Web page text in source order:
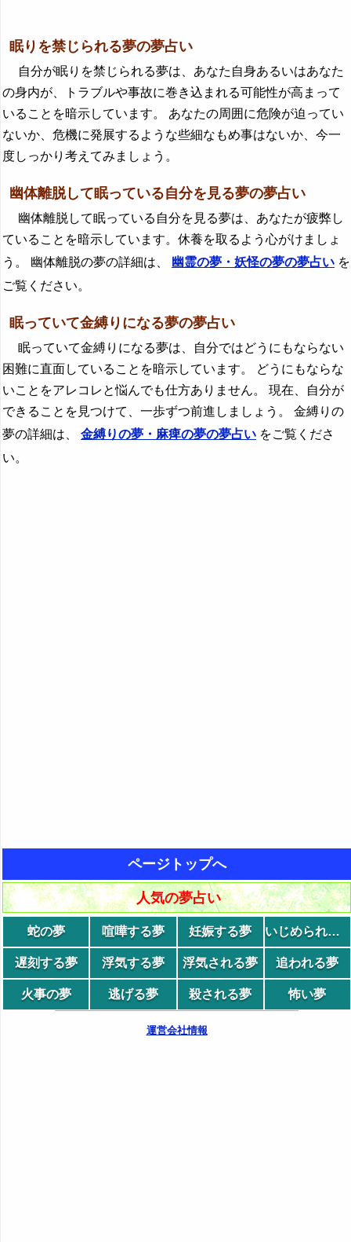
眠りを禁じられる夢の夢占い
自分が眠りを禁じられる夢は、あなた自身あるいはあなた
の身内が、トラブルや事故に巻き込まれる可能性が高まって
いることを暗示しています。 あなたの周囲に危険が迫ってい
ないか、危機に発展するような些細なもめ事はないか、今一
度しっかり考えてみましょう。
幽体離脱して眠っている自分を見る夢の夢占い
幽体離脱して眠っている自分を見る夢は、あなたが疲弊し
ていることを暗示しています。休養を取るよう心がけましょ
う。 幽体離脱の夢の詳細は、
幽霊の夢・妖怪の夢の夢占い を
ご覧ください。
眠っていて金縛りになる夢の夢占い
眠っていて金縛りになる夢は、自分ではどうにもならない
困難に直面していることを暗示しています。 どうにもならな
いことをアレコレと悩んでも仕方ありません。 現在、自分が
できることを見つけて、一歩ずつ前進しましょう。 金縛りの
夢の詳細は、 金縛りの夢・麻痺の夢の夢占い をご覧くださ
い。
ページトップへ
人気の夢占い
蛇の夢 喧嘩する夢 妊娠する夢 いじめられる夢
遅刻する夢 浮気する夢 浮気される夢 追われる夢
火事の夢 逃げる夢 殺される夢 怖い夢
運営会社情報